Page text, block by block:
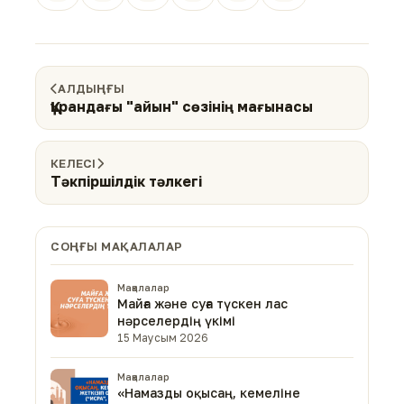
АЛДЫҢҒЫ
Құрандағы "айын" сөзінің мағынасы
КЕЛЕСІ
Тәкпіршілдік тәлкегі
СОҢҒЫ МАҚАЛАЛАР
Мақалалар
Майға және суға түскен лас
нәрселердің үкімі
15 Маусым 2026
Мақалалар
«Намазды оқысаң, кемеліне